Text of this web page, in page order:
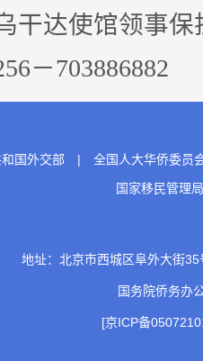
达使馆领事保
703886882
国外交部 |
全国人大华侨委员
国家移民管理局
地址：北京市西城区阜外大街
国务院侨务
[京ICP备